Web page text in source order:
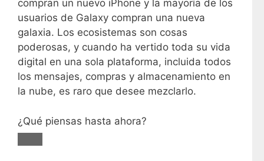
compran un nuevo iPhone y la mayoría de los
usuarios de Galaxy compran una nueva
galaxia. Los ecosistemas son cosas
poderosas, y cuando ha vertido toda su vida
digital en una sola plataforma, incluida todos
los mensajes, compras y almacenamiento en
la nube, es raro que desee mezclarlo.
¿Qué piensas hasta ahora?